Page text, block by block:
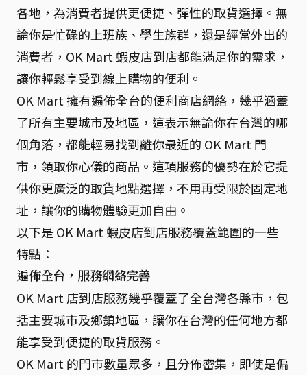
各地，為消費者提供更便捷、彈性的取貨選擇。無
論你是忙碌的上班族、學生族群，還是經常外出的
消費者，OK Mart 蝦皮店到店都能滿足你的需求，
讓你輕鬆享受到線上購物的便利。
OK Mart 擁有遍佈全台的便利商店網絡，幾乎涵蓋
了所有主要城市及地區，這表示無論你在台灣的哪
個角落，都能輕易找到離你最近的 OK Mart 門
市，領取你心儀的商品。這項服務的優勢在於它提
供你更廣泛的取貨地點選擇，不用再受限於固定地
址，讓你的購物體驗更加自由。
以下是 OK Mart 蝦皮店到店服務覆蓋範圍的一些
特點：
遍佈全台，服務網絡完善
OK Mart 店到店服務幾乎覆蓋了全台灣各縣市，包
括主要城市及鄉鎮地區，讓你在台灣的任何地方都
能享受到便捷的取貨服務。
OK Mart 的門市數量眾多，且分佈密集，即使是偏